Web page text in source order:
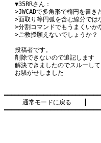
▼35RRさん：
>JWCADで多角形で楕円を書
>面取り等円弧を含む線分では
>分割コマンドでもうまくいか
>ご教授願えないでしょうか？
投稿者です。
削除できないので追記します
解決できましたのでスルーして
お騒がせしました
通常モードに戻る
Ｐａ